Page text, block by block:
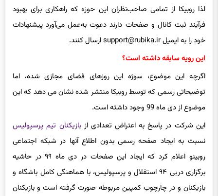
لذاروبیکا از تمامی صاحب‌نظران این حوزه که راهکاری برای بهبود
فرآیند ثبت کانال و صفحات دارند دعوت به‌عمل می‌آورد پیشنهادات
خود را به ایمیل support@rubika.ir ارسال کنند.
این رویه سابقه داشته است؟
اگرچه این موضوع، سوژه این روزهای فضای مجازی شده، اما
توضیحاتی رسمی که توسطروبیکا منتشر شده نشان می دهد که این
موضوع از دی ماه 99 وجود داشته است.
این شرکت در پاسخ به اعتراض تعدادی ازبازیکنان تیم پرسپولیس
نسبت به ایجاد صفحه رسمی بدون اطلاع آنها در شبکه اجتماعی
روبینو
اعلام کرد که ایجاد این صفحات در دی ماه ۹۹ در حاشیه
برگزاری دربی ۹۴ استقلال و پرسپولیس، با هماهنگی کامل باشگاه و
بازیکنان و در چارچوبکمپین مربوطه صورت گرفته است و بازیکنان